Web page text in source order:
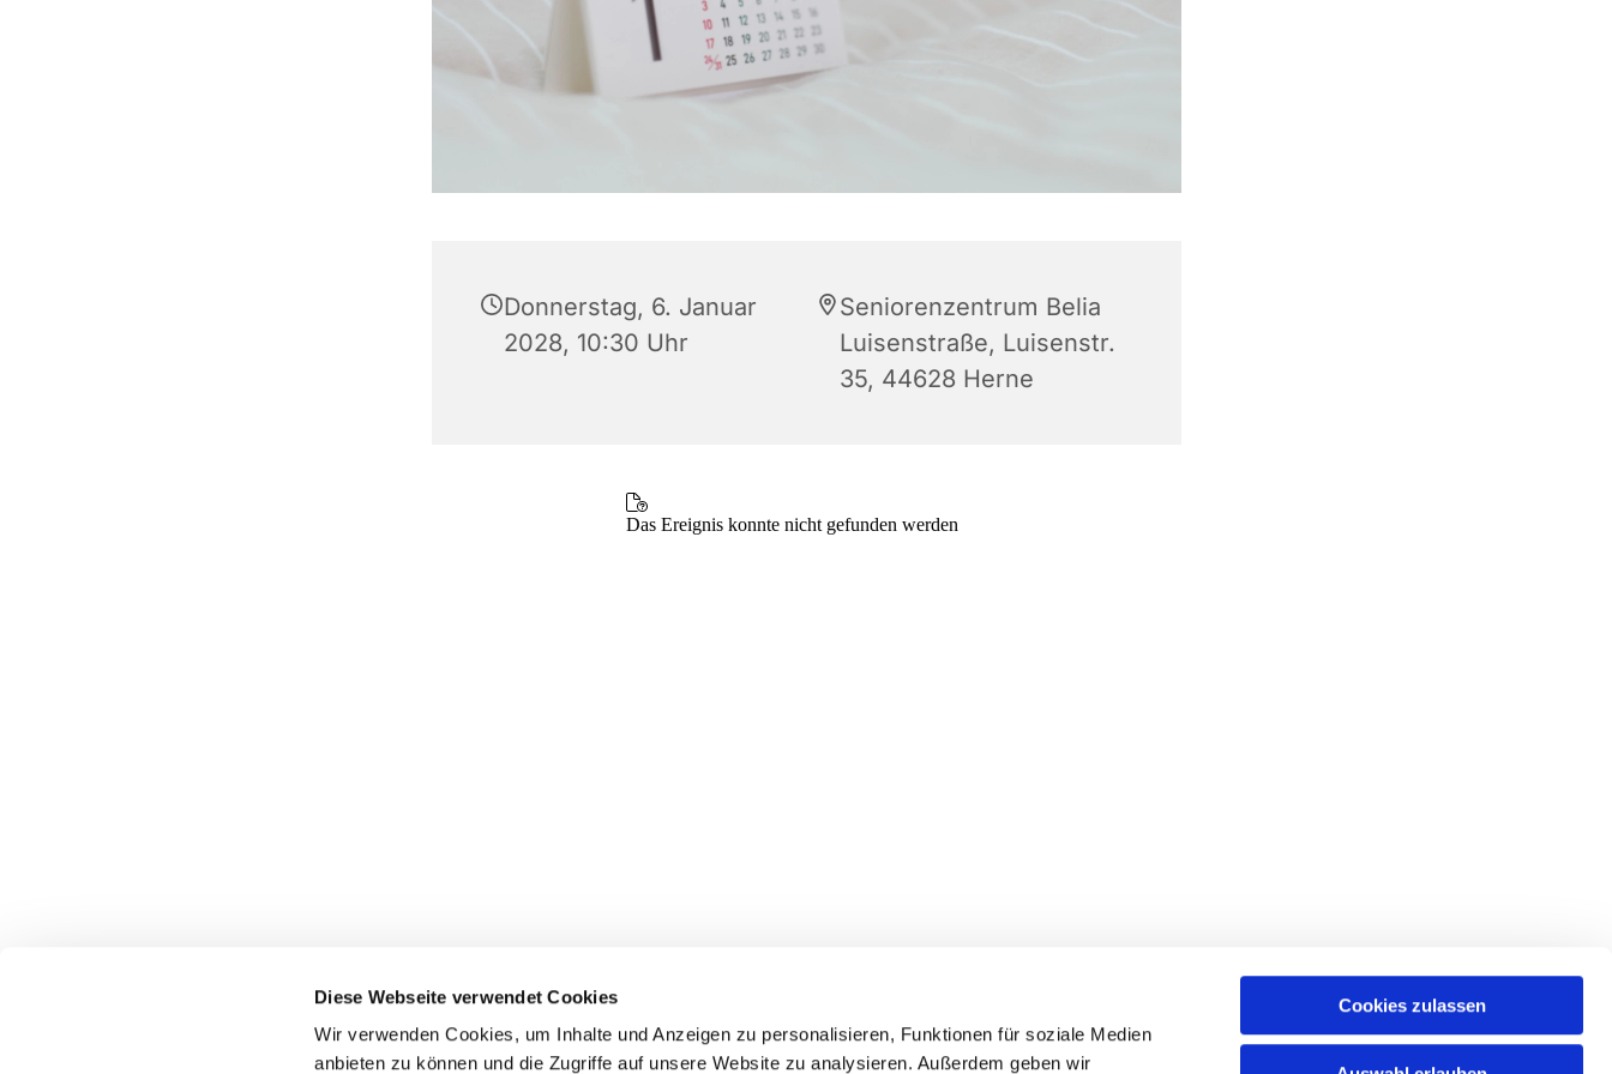
Diese Webseite verwendet Cookies
Wir verwenden Cookies, um Inhalte und Anzeigen zu personalisieren, Funktionen für soziale Medien
anbieten zu können und die Zugriffe auf unsere Website zu analysieren. Außerdem geben wir
Cookies zulassen
Donnerstag, 6. Januar
2028, 10:30 Uhr
Seniorenzentrum Belia
Luisenstraße, Luisenstr.
35, 44628 Herne